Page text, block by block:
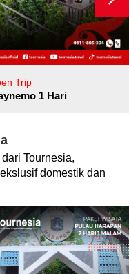
Trip
1 Hari
Tournesia,
domestik dan